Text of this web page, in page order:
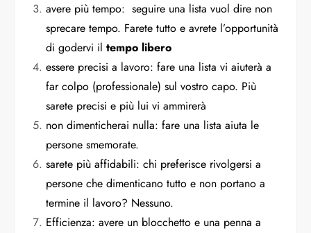
avere più tempo: seguire una lista vuol dire non
sprecare tempo. Farete tutto e avrete l’opportunità
di godervi iltempo libero
essere precisi a lavoro: fare una lista vi aiuterà a
far colpo (professionale) sul vostro capo. Più
sarete precisi e più lui vi ammirerà
non dimenticherai nulla: fare una lista aiuta le
persone smemorate.
sarete più affidabili: chi preferisce rivolgersi a
persone che dimenticano tutto e non portano a
termine il lavoro? Nessuno.
Efficienza: avere un blocchetto e una penna a